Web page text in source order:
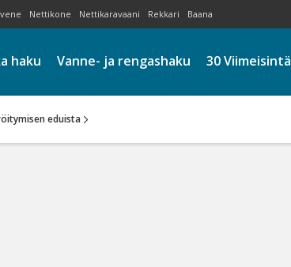
Nettikone Nettikaravaani Rekkari Baana
haku Vanne- ja rengashaku 30 Viimeisintä
eduista